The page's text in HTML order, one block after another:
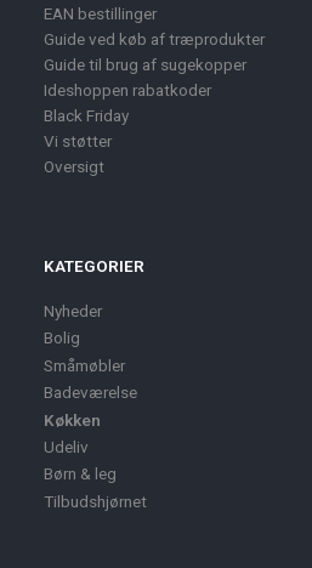
EAN bestillinger
Guide ved køb af træprodukter
Guide til brug af sugekopper
Ideshoppen rabatkoder
Black Friday
Vi støtter
Oversigt
KATEGORIER
Nyheder
Bolig
Småmøbler
Badeværelse
Køkken
Udeliv
Børn & leg
Tilbudshjørnet